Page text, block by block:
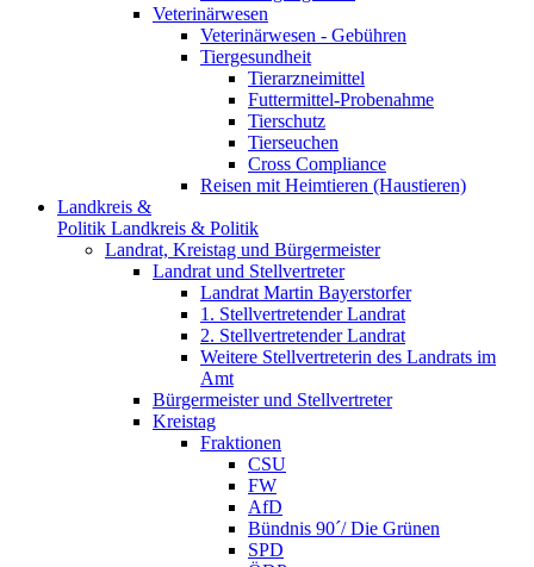
Veterinärwesen
Veterinärwesen - Gebühren
Tiergesundheit
Tierarzneimittel
Futtermittel-Probenahme
Tierschutz
Tierseuchen
Cross Compliance
Reisen mit Heimtieren (Haustieren)
Landkreis &
Politik Landkreis & Politik
Landrat, Kreistag und Bürgermeister
Landrat und Stellvertreter
Landrat Martin Bayerstorfer
1. Stellvertretender Landrat
2. Stellvertretender Landrat
Weitere Stellvertreterin des Landrats im
Amt
Bürgermeister und Stellvertreter
Kreistag
Fraktionen
CSU
FW
AfD
Bündnis 90´/ Die Grünen
SPD